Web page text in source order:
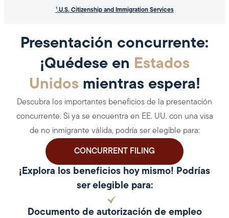
¹.U.S. Citizenship and Immigration Services
Presentación concurrente:
¡Quédese en Estados
Unidos mientras espera!
Descubra los importantes beneficios de la presentación
concurrente. Si ya se encuentra en EE. UU. con una visa
de no inmigrante válida, podría ser elegible para:
CONCURRENT FILING
¡Explora los beneficios hoy mismo! Podrías
ser elegible para:
Documento de autorización de empleo